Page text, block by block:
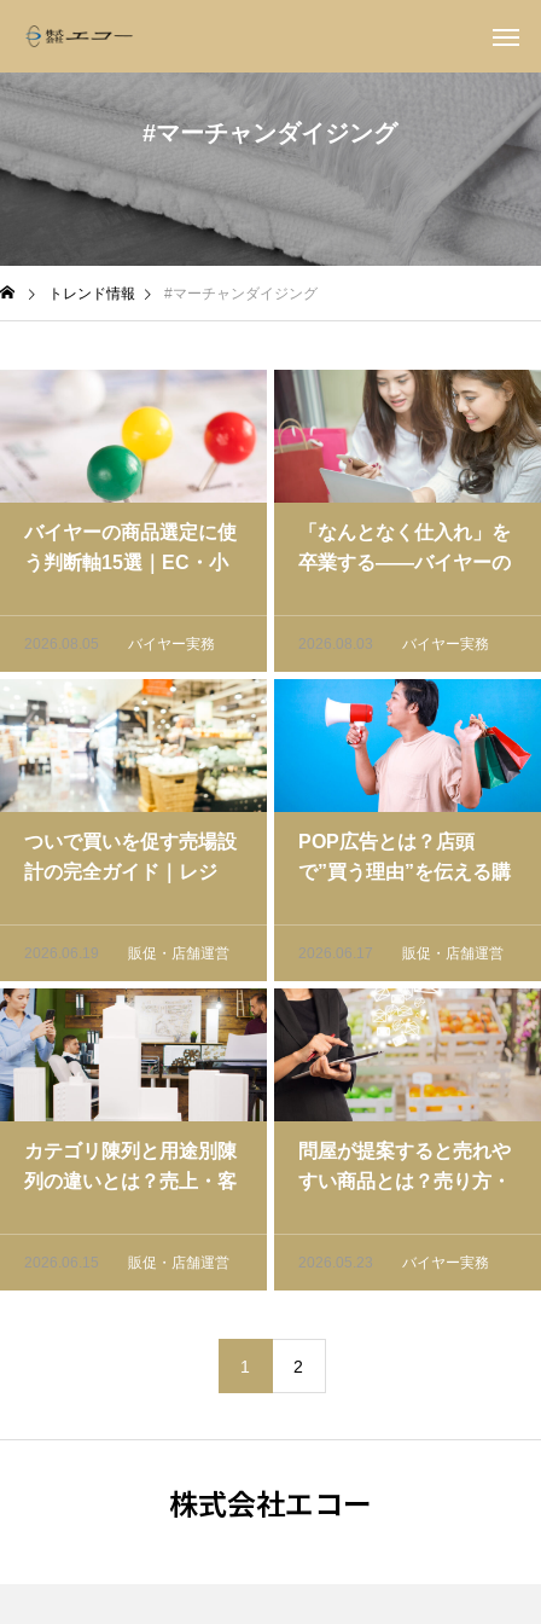
#マーチャンダイジング
トレンド情報 #マーチャンダイジング
バイヤーの商品選定に使
う判断軸15選｜EC・小
みづけと評価フレーム
2026.08.05 バイヤー実務
「なんとなく仕入れ」を
卒業する――バイヤーの
法
2026.08.03 バイヤー実務
ついで買いを促す売場設
計の完全ガイド｜レジ
践手法
2026.06.19 販促・店舗運営
POP広告とは？店頭
で”買う理由”を伝える購
2026.06.17 販促・店舗運営
カテゴリ陳列と用途別陳
列の違いとは？売上・客
略ガイド
2026.06.15 販促・店舗運営
問屋が提案すると売れや
すい商品とは？売り方・
ド
2026.05.23 バイヤー実務
1 2
株式会社エコー